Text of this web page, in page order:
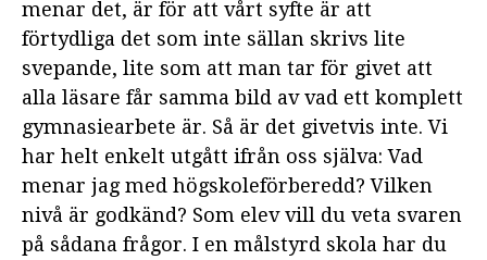
menar det, är för att vårt syfte är att
förtydliga det som inte sällan skrivs lite
svepande, lite som att man tar för givet att
alla läsare får samma bild av vad ett komplett
gymnasiearbete är. Så är det givetvis inte. Vi
har helt enkelt utgått ifrån oss själva: Vad
menar jag med högskoleförberedd? Vilken
nivå är godkänd? Som elev vill du veta svaren
på sådana frågor. I en målstyrd skola har du